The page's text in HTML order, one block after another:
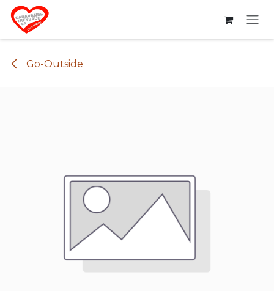
Se rendre au contenu
Go-Outside